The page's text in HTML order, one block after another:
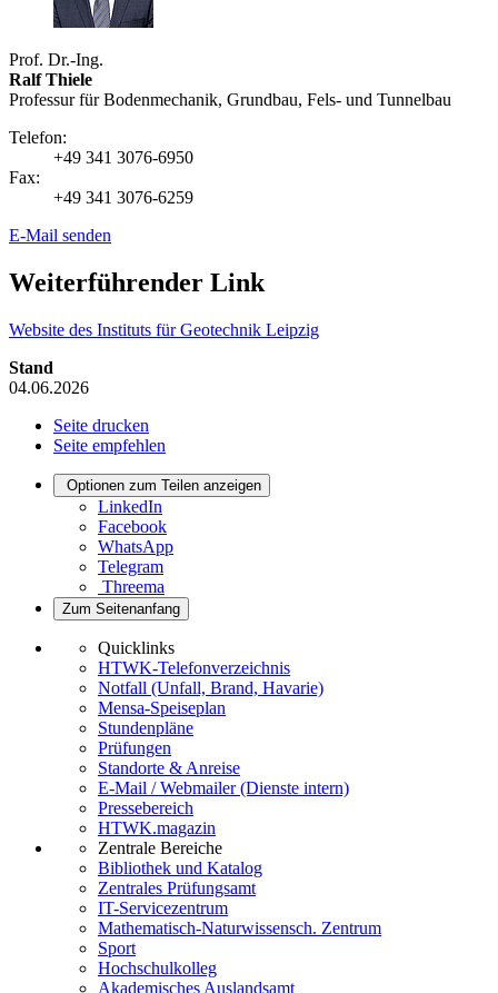
Prof. Dr.-Ing.
Ralf Thiele
Professur für Bodenmechanik, Grundbau, Fels- und Tunnelbau
Telefon:
+49 341 3076-6950
Fax:
+49 341 3076-6259
E-Mail senden
Weiterführender Link
Website des Instituts für Geotechnik Leipzig
Stand
04.06.2026
Seite drucken
Seite empfehlen
Optionen zum Teilen anzeigen
LinkedIn
Facebook
WhatsApp
Telegram
Threema
Zum Seitenanfang
Quicklinks
HTWK-Telefonverzeichnis
Notfall (Unfall, Brand, Havarie)
Mensa-Speiseplan
Stundenpläne
Prüfungen
Standorte & Anreise
E-Mail / Webmailer (Dienste intern)
Pressebereich
HTWK.magazin
Zentrale Bereiche
Bibliothek und Katalog
Zentrales Prüfungsamt
IT-Servicezentrum
Mathematisch-Naturwissensch. Zentrum
Sport
Hochschulkolleg
Akademisches Auslandsamt